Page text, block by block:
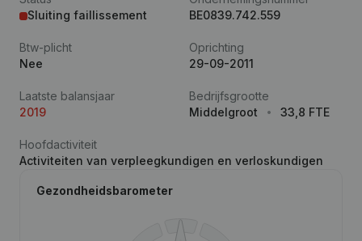
Sluiting faillissement
BE0839.742.559
Btw-plicht
Nee
Oprichting
29-09-2011
Laatste balansjaar
2019
Bedrijfsgrootte
Middelgroot
33,8 FTE
Hoofdactiviteit
Activiteiten van verpleegkundigen en verloskundigen
Gezondheidsbarometer